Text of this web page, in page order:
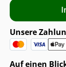
Unsere
Auf einen